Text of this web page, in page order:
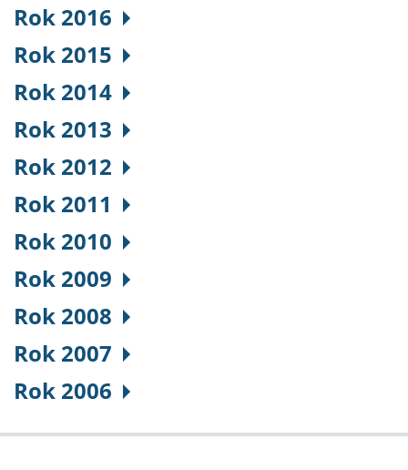
Rok 2016
Rok 2015
Rok 2014
Rok 2013
Rok 2012
Rok 2011
Rok 2010
Rok 2009
Rok 2008
Rok 2007
Rok 2006